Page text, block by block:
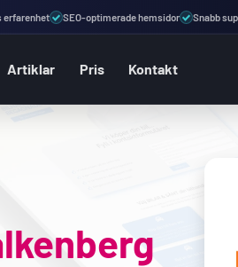
erfarenhet SEO-optimerade hemsidor Snabb
Artiklar Pris Kontakt